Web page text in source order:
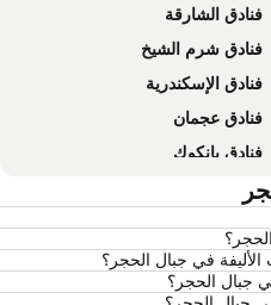
فنادق الشارقة
فنادق شرم الشيخ
فنادق الإسكندرية
فنادق عجمان
فنادق بانكوك
فنادق مرسى مطروح
فنادق يريفان
فنادق باريس
في جبال الحجر؟
الحجر؟